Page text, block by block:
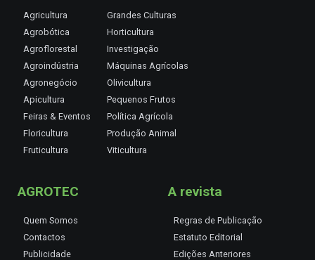
Agricultura
Agrobótica
Agroflorestal
Agroindústria
Agronegócio
Apicultura
Feiras & Eventos
Floricultura
Fruticultura
Grandes Culturas
Horticultura
Investigação
Máquinas Agrícolas
Olivicultura
Pequenos Frutos
Política Agrícola
Produção Animal
Viticultura
AGROTEC
Quem Somos
Contactos
Publicidade
A revista
Regras de Publicação
Estatuto Editorial
Edições Anteriores